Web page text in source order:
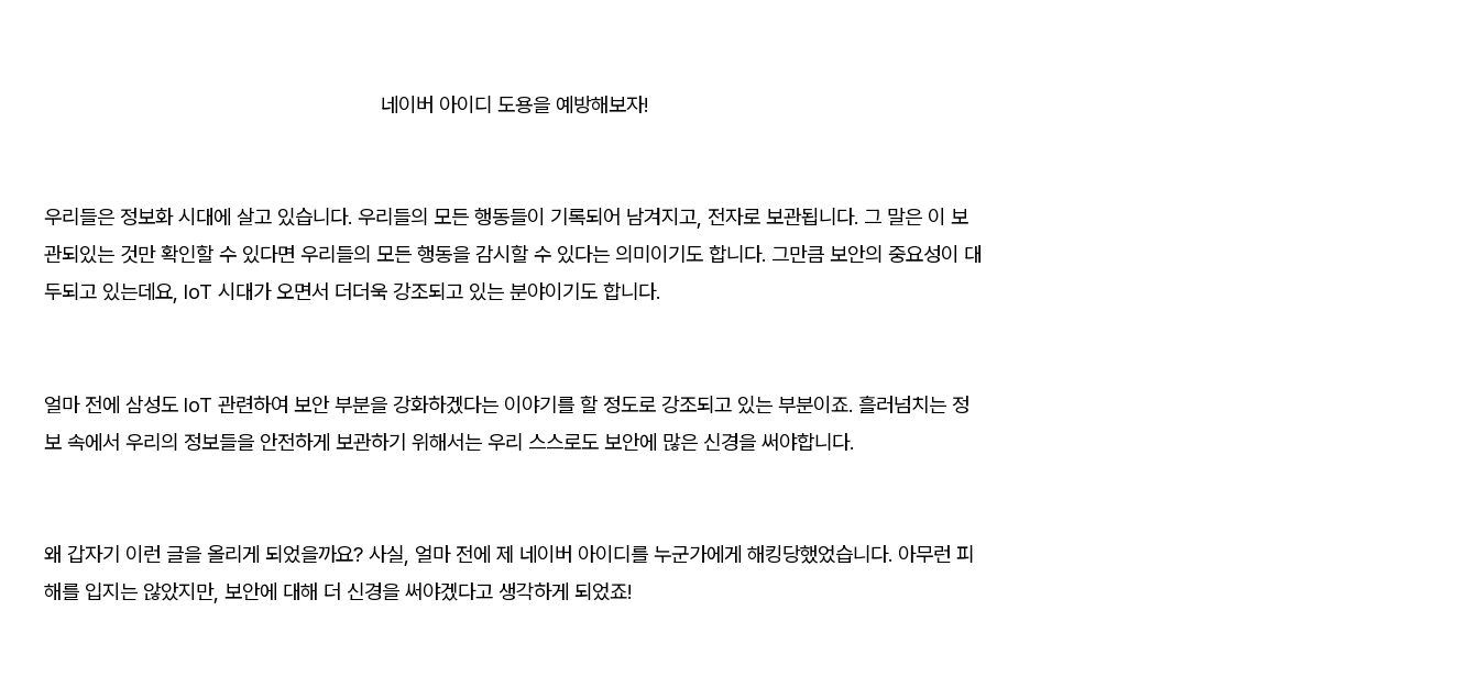
네이버 아이디 도용을 예방해보자!
우리들은 정보화 시대에 살고 있습니다. 우리들의 모든 행동들이 기록되어 남겨지고, 전자로 보관됩니다. 그 말은 이 보
관되있는 것만 확인할 수 있다면 우리들의 모든 행동을 감시할 수 있다는 의미이기도 합니다. 그만큼 보안의 중요성이 대
두되고 있는데요, IoT 시대가 오면서 더더욱 강조되고 있는 분야이기도 합니다.
얼마 전에 삼성도 IoT 관련하여 보안 부분을 강화하겠다는 이야기를 할 정도로 강조되고 있는 부분이죠. 흘러넘치는 정
보 속에서 우리의 정보들을 안전하게 보관하기 위해서는 우리 스스로도 보안에 많은 신경을 써야합니다.
왜 갑자기 이런 글을 올리게 되었을까요? 사실, 얼마 전에 제 네이버 아이디를 누군가에게 해킹당했었습니다. 아무런 피
해를 입지는 않았지만, 보안에 대해 더 신경을 써야겠다고 생각하게 되었죠!